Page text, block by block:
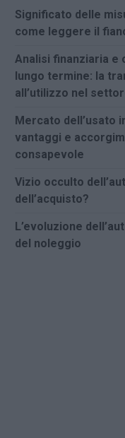
Significato delle
come leggere il
Analisi finanziaria e
lungo termine: la
all’utilizzo nel
Mercato dell’usato
vantaggi e
consapevole
Vizio occulto
dell’acquisto?
L’evoluzione
del noleggio